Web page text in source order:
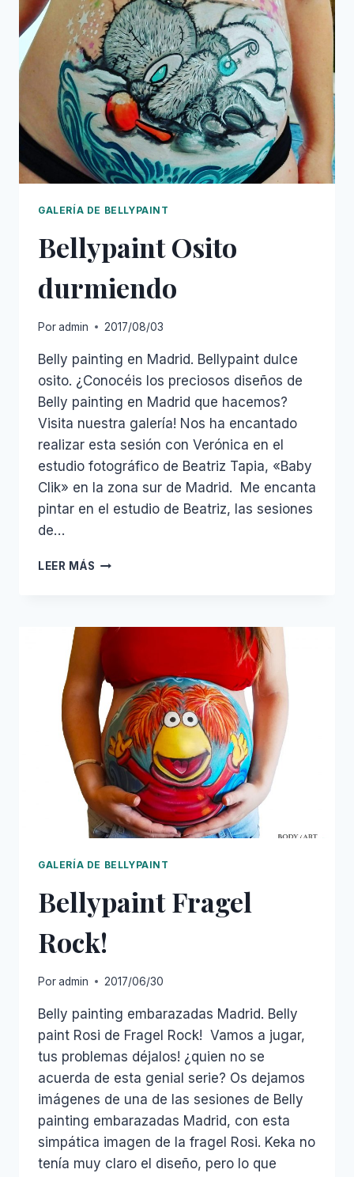
GALERÍA DE BELLYPAINT
Bellypaint Osito
durmiendo
Poradmin 2017/08/03
Belly painting en Madrid. Bellypaint dulce
osito. ¿Conocéis los preciosos diseños de
Belly painting en Madrid que hacemos?
Visita nuestra galería! Nos ha encantado
realizar esta sesión con Verónica en el
estudio fotográfico de Beatriz Tapia, «Baby
Clik» en la zona sur de Madrid. Me encanta
pintar en el estudio de Beatriz, las sesiones
de…
LEER MÁS BELLYPAINT
GALERÍA DE BELLYPAINT
Bellypaint Fragel
Rock!
Poradmin 2017/06/30
Belly painting embarazadas Madrid. Belly
paint Rosi de Fragel Rock! Vamos a jugar,
tus problemas déjalos! ¿quien no se
acuerda de esta genial serie? Os dejamos
imágenes de una de las sesiones de Belly
painting embarazadas Madrid, con esta
simpática imagen de la fragel Rosi. Keka no
tenía muy claro el diseño, pero lo que